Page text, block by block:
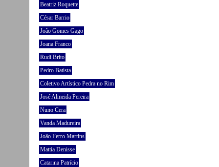
Beatriz Roquette
César Barrio
João Gomes Gago
Joana Franco
Rudi Brito
Pedro Batista
Coletivo Artístico Pedra no Rim
José Almeida Pereira
Nuno Cera
Vanda Madureira
João Ferro Martins
Mattia Denisse
Catarina Patrício